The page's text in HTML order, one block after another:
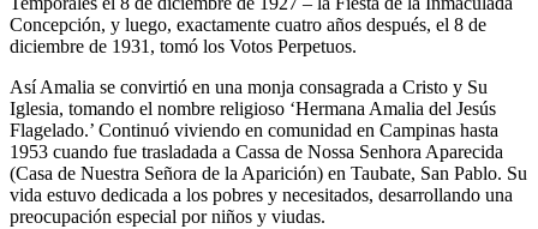
Concepción, y luego, exactamente cuatro años después, el 8 de
diciembre de 1931, tomó los Votos Perpetuos.
Así Amalia se convirtió en una monja consagrada a Cristo y Su
Iglesia, tomando el nombre religioso ‘Hermana Amalia del Jesús
Flagelado.’ Continuó viviendo en comunidad en Campinas hasta
1953 cuando fue trasladada a Cassa de Nossa Senhora Aparecida
(Casa de Nuestra Señora de la Aparición) en Taubate, San Pablo. Su
vida estuvo dedicada a los pobres y necesitados, desarrollando una
preocupación especial por niños y viudas.